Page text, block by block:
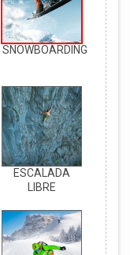
SNOWBOARDING
ESCALADA
LIBRE